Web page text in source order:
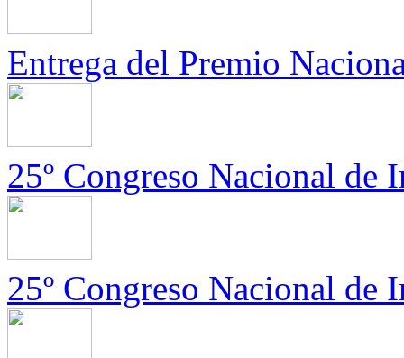
Entrega del Premio
25º Congreso Nacional de
25º Congreso Nacional de